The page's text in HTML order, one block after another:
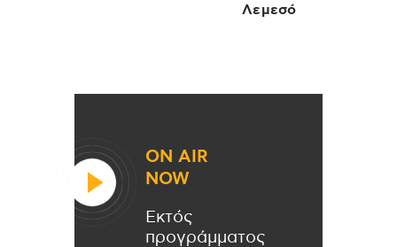
Λεμεσό
ON AIR
NOW
Εκτός
προγράμματος